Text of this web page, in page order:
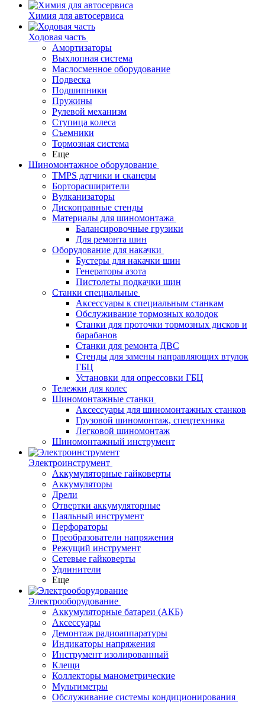
Химия для автосервиса
Ходовая часть
Амортизаторы
Выхлопная система
Маслосменное оборудование
Подвеска
Подшипники
Пружины
Рулевой механизм
Ступица колеса
Съемники
Тормозная система
Еще
Шиномонтажное оборудование
TMPS датчики и сканеры
Борторасширители
Вулканизаторы
Дископравные стенды
Материалы для шиномонтажа
Балансировочные грузики
Для ремонта шин
Оборудование для накачки
Бустеры для накачки шин
Генераторы азота
Пистолеты подкачки шин
Станки специальные
Аксессуары к специальным станкам
Обслуживание тормозных колодок
Станки для проточки тормозных дисков и
барабанов
Станки для ремонта ДВС
Стенды для замены направляющих втулок
ГБЦ
Установки для опрессовки ГБЦ
Тележки для колес
Шиномонтажные станки
Аксессуары для шиномонтажных станков
Грузовой шиномонтаж, спецтехника
Легковой шиномонтаж
Шиномонтажный инструмент
Электроинструмент
Аккумуляторные гайковерты
Аккумуляторы
Дрели
Отвертки аккумуляторные
Паяльный инструмент
Перфораторы
Преобразователи напряжения
Режущий инструмент
Сетевые гайковерты
Удлинители
Еще
Электрооборудование
Аккумуляторные батареи (АКБ)
Аксессуары
Демонтаж радиоаппаратуры
Индикаторы напряжения
Инструмент изолированный
Клещи
Коллекторы манометрические
Мультиметры
Обслуживание системы кондиционирования